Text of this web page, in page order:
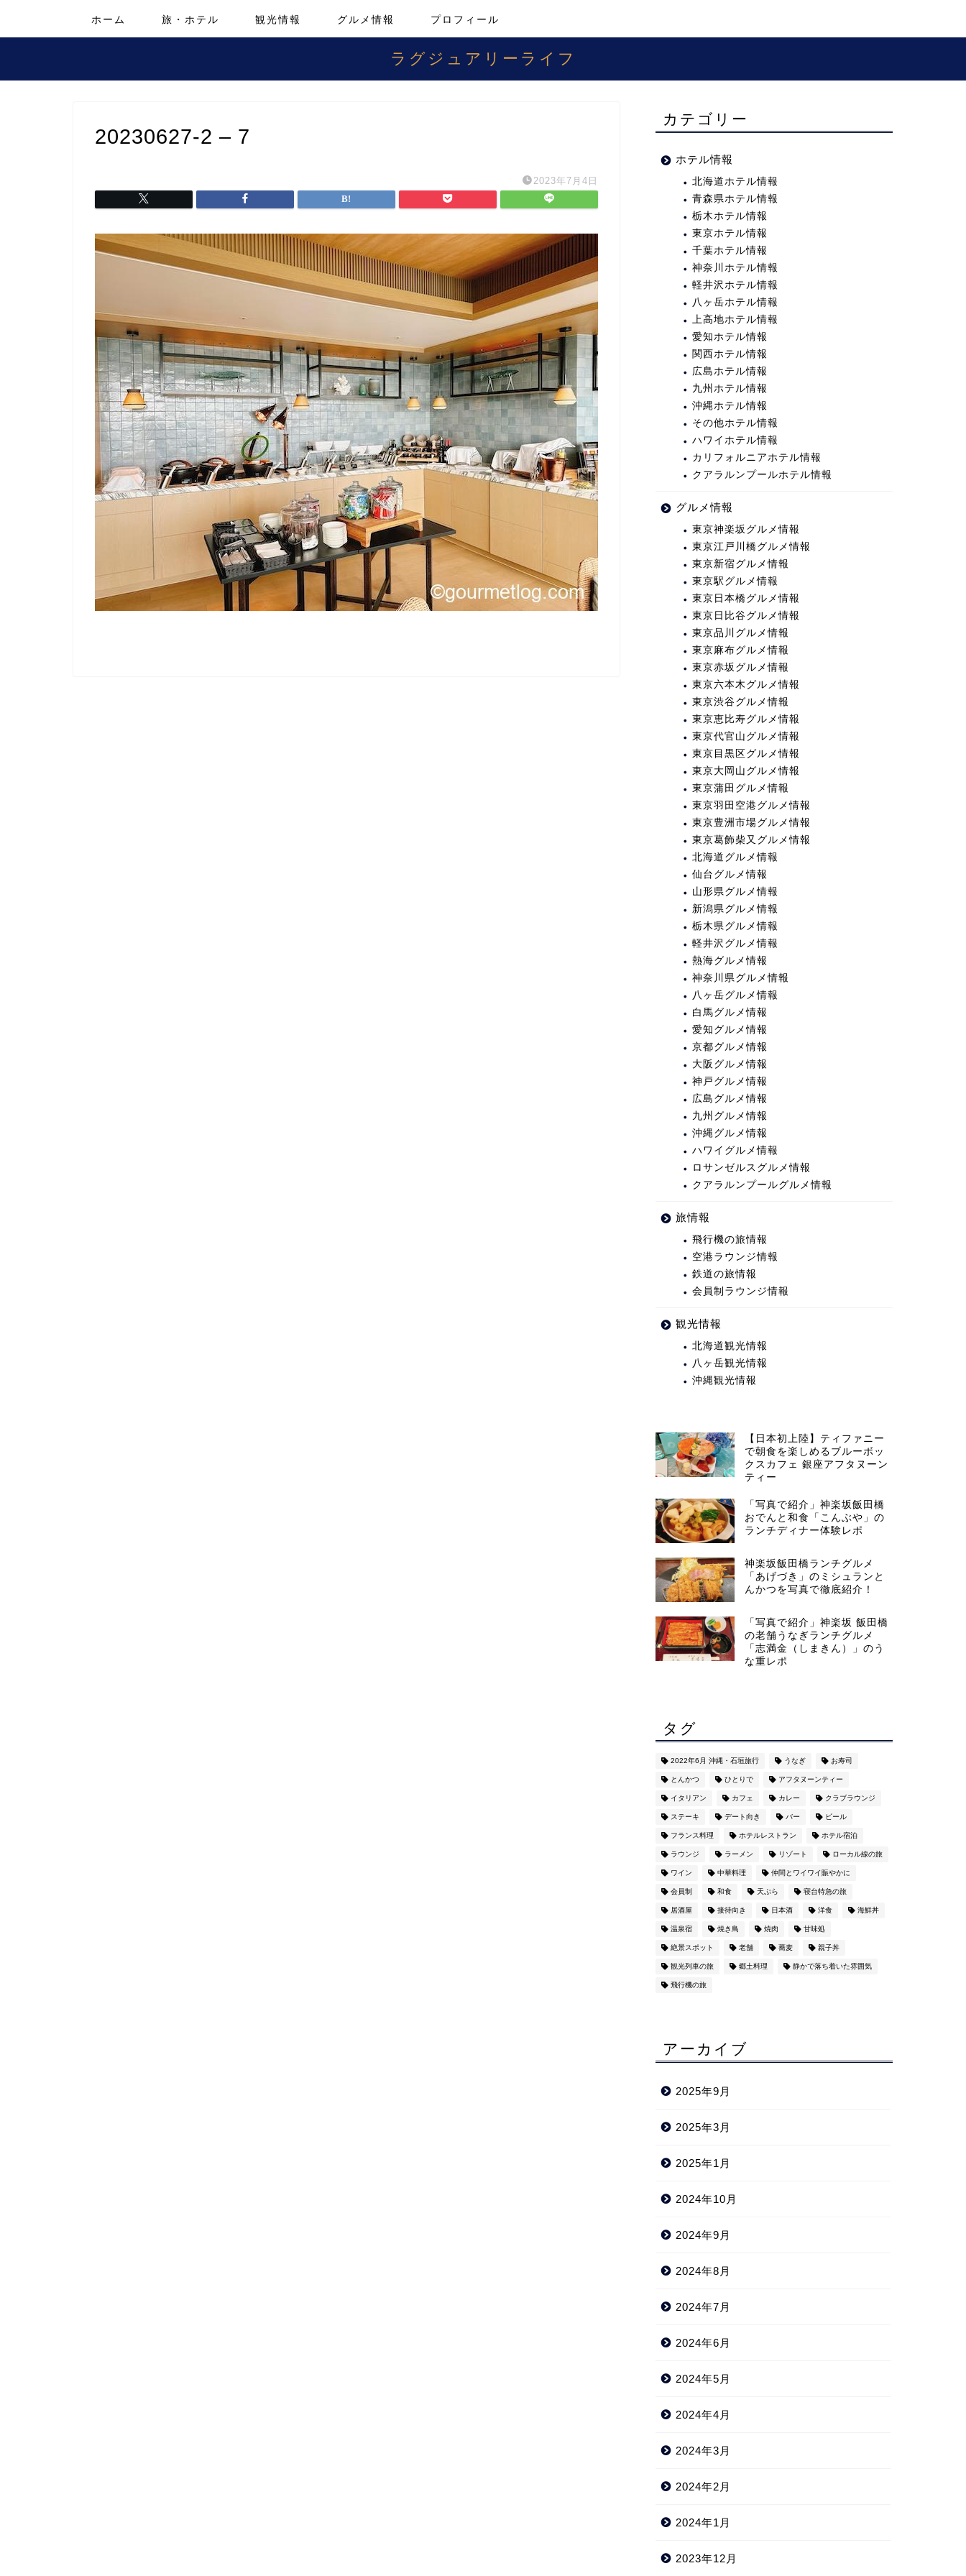
ホーム 旅・ホテル 観光情報 グルメ情報 プロフィール
ラグジュアリーライフ
20230627-2 – 7
2023年7月4日
カテゴリー
ホテル情報
北海道ホテル情報
青森県ホテル情報
栃木ホテル情報
東京ホテル情報
千葉ホテル情報
神奈川ホテル情報
軽井沢ホテル情報
八ヶ岳ホテル情報
上高地ホテル情報
愛知ホテル情報
関西ホテル情報
広島ホテル情報
九州ホテル情報
沖縄ホテル情報
その他ホテル情報
ハワイホテル情報
カリフォルニアホテル情報
クアラルンプールホテル情報
グルメ情報
東京神楽坂グルメ情報
東京江戸川橋グルメ情報
東京新宿グルメ情報
東京駅グルメ情報
東京日本橋グルメ情報
東京日比谷グルメ情報
東京品川グルメ情報
東京麻布グルメ情報
東京赤坂グルメ情報
東京六本木グルメ情報
東京渋谷グルメ情報
東京恵比寿グルメ情報
東京代官山グルメ情報
東京目黒区グルメ情報
東京大岡山グルメ情報
東京蒲田グルメ情報
東京羽田空港グルメ情報
東京豊洲市場グルメ情報
東京葛飾柴又グルメ情報
北海道グルメ情報
仙台グルメ情報
山形県グルメ情報
新潟県グルメ情報
栃木県グルメ情報
軽井沢グルメ情報
熱海グルメ情報
神奈川県グルメ情報
八ヶ岳グルメ情報
白馬グルメ情報
愛知グルメ情報
京都グルメ情報
大阪グルメ情報
神戸グルメ情報
広島グルメ情報
九州グルメ情報
沖縄グルメ情報
ハワイグルメ情報
ロサンゼルスグルメ情報
クアラルンプールグルメ情報
旅情報
飛行機の旅情報
空港ラウンジ情報
鉄道の旅情報
会員制ラウンジ情報
観光情報
北海道観光情報
八ヶ岳観光情報
沖縄観光情報
【日本初上陸】ティファニー
で朝食を楽しめるブルーボッ
クスカフェ 銀座アフタヌーン
ティー
「写真で紹介」神楽坂飯田橋
おでんと和食「こんぶや」の
ランチディナー体験レポ
神楽坂飯田橋ランチグルメ
「あげづき」のミシュランと
んかつを写真で徹底紹介！
「写真で紹介」神楽坂 飯田橋
の老舗うなぎランチグルメ
「志満金（しまきん）」のう
な重レポ
タグ
2022年6月 沖縄・石垣旅行 うなぎ お寿司
とんかつ ひとりで アフタヌーンティー
イタリアン カフェ カレー クラブラウンジ
ステーキ デート向き バー ビール
フランス料理 ホテルレストラン ホテル宿泊
ラウンジ ラーメン リゾート ローカル線の旅
ワイン 中華料理 仲間とワイワイ賑やかに
会員制 和食 天ぷら 寝台特急の旅
居酒屋 接待向き 日本酒 洋食 海鮮丼
温泉宿 焼き鳥 焼肉 甘味処
絶景スポット 老舗 蕎麦 親子丼
観光列車の旅 郷土料理 静かで落ち着いた雰囲気
飛行機の旅
アーカイブ
2025年9月
2025年3月
2025年1月
2024年10月
2024年9月
2024年8月
2024年7月
2024年6月
2024年5月
2024年4月
2024年3月
2024年2月
2024年1月
2023年12月